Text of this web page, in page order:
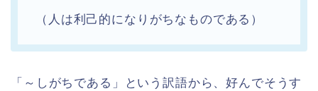
（人は利己的になりがちなものである）
「～しがちである」という訳語から、好んでそうす